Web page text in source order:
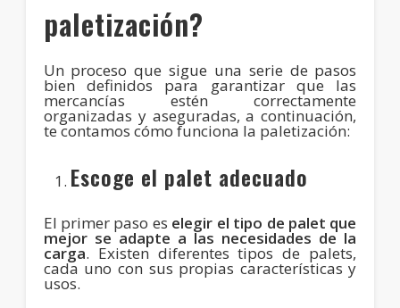
paletización?
Un proceso que sigue una serie de pasos
bien definidos para garantizar que las
mercancías estén correctamente
organizadas y aseguradas, a continuación,
te contamos cómo funciona la paletización:
Escoge el palet adecuado
El primer paso es elegir el tipo de palet que
mejor se adapte a las necesidades de la
carga. Existen diferentes tipos de palets,
cada uno con sus propias características y
usos.